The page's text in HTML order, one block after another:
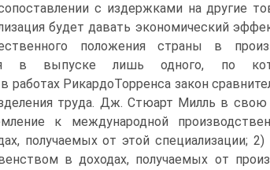
с издержками на другие
будет давать экономический
положения страны в
в выпуске лишь одного, по
работах РикардоТорренса закон
труда. Дж. Стюарт Милль в
к международной
получаемых от этой специализации; 2)
в доходах, получаемых от